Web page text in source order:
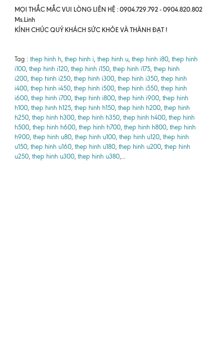
MỌI THẮC MẮC VUI LÒNG LIÊN HỆ : 0904.729.792 - 0904.820.802
Ms.Linh
KÍNH CHÚC QUÝ KHÁCH SỨC KHỎE VÀ THÀNH ĐẠT !
Tag : thep hinh h, thep hinh i, thep hinh u, thep hinh i80, thep hinh
i100, thep hinh i120, thep hinh i150, thep hinh i175, thep hinh
i200, thep hinh i250, thep hinh i300, thep hinh i350, thep hinh
i400, thep hinh i450, thep hinh i500, thep hinh i550, thep hinh
i600, thep hinh i700, thep hinh i800, thep hinh i900, thep hinh
h100, thep hinh h125, thep hinh h150, thep hinh h200, thep hinh
h250, thep hinh h300, thep hinh h350, thep hinh h400, thep hinh
h500, thep hinh h600, thep hinh h700, thep hinh h800, thep hinh
h900, thep hinh u80, thep hinh u100, thep hinh u120, thep hinh
u150, thep hinh u160, thep hinh u180, thep hinh u200, thep hinh
u250, thep hinh u300, thep hinh u380,...